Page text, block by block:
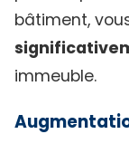
bâtiment,
immeuble.